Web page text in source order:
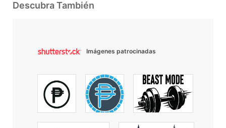
Descubra También
Imágenes patrocinadas